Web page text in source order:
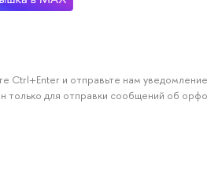
Ctrl+Enter и отправьте нам
только для отправки сообщений об